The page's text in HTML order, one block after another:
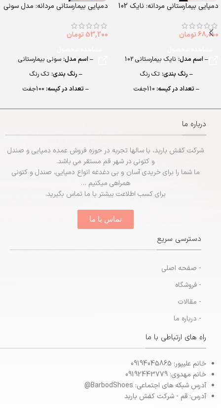
دمپایی بیمارستانی مردانه: نایک 102
68,000تومان
– اسم مدل: نایک بیمارستانی 102
– رنگ بندی: تک رنگ
– تعداد در کیسه: 110جفت
دمپایی بیمارستانی مردانه: مدل سونی
53,200 تومان
– اسم مدل: سونی بیمارستانی
– رنگ بندی: تک رنگ
– تعداد در کیسه: 100جفت
درباره ما
شرکت کفش باربد، با سالها تجربه در حوزه فروش عمده دمپایی و صندل
و کتونی در شهر قم مستقر می باشد.
ما شما را برای خریدی آسان و بی دغدغه انواع دمپایی، صندل و کتونی
همراهی میکنیم …
برای کسب اطلاعت بیشتر با ما تماس بگیرید.
تماس با ما
دسترسی سریع
- صفحه اصلی
- فروشگاه
- مقالات
- درباره ما
راه های ارتباطی با ما
خانم علیپور: 09194045865
خانم مهدوی: 09192443779
آدرس شبکه های اجتماعی: BarbodShoes@
آدرس: قم - شرکت کفش باربد